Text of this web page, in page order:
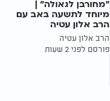
"מחורבן לגאולה" |
מיוחד לתשעה באב עם
הרב אלון עטיה
הרב אלון עטיה
פורסם לפני 2 שעות